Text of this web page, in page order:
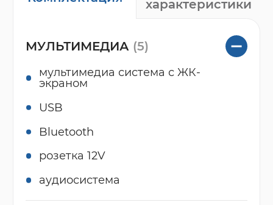
характеристики
МУЛЬТИМЕДИА (5)
мультимедиа система с ЖК-
экраном
USB
Bluetooth
розетка 12V
аудиосистема